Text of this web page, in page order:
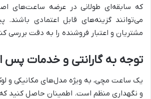
که سابقه‌ای طولانی در عرضه ساعت‌های
می‌توانند گزینه‌های قابل اعتمادی باشند.
مشتریان و اعتبار فروشنده را به دقت بررسی
توجه به گارانتی و خدمات پس
یک ساعت مچی، به ویژه مدل‌های مکانیکی و
و نگهداری منظم است. اطمینان حاصل کنید